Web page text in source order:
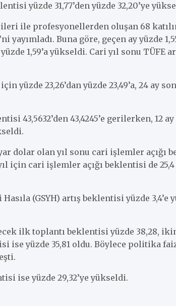
yüzde 31,77’den yüzde 32,20’ye
ile profesyonellerden oluşan 68
yayımladı. Buna göre, geçen ay yüzde
1,59’a yükseldi. Cari yıl sonu TÜFE
yüzde 23,26’dan yüzde 23,49’a, 24 ay
43,5632’den 43,4245’e gerilerken, 12
dolar olan yıl sonu cari işlemler açığı
için cari işlemler açığı beklentisi de
(GSYH) artış beklentisi yüzde
ilk toplantı beklentisi yüzde 38,28,
ise yüzde 35,81 oldu. Böylece politika
ise yüzde 29,32’ye yükseldi.